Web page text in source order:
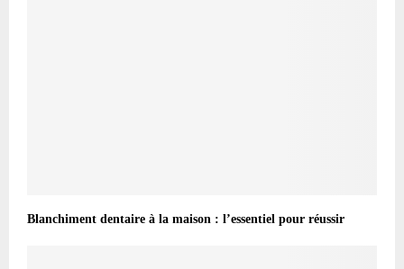
Blanchiment dentaire à la maison : l’essentiel pour réussir